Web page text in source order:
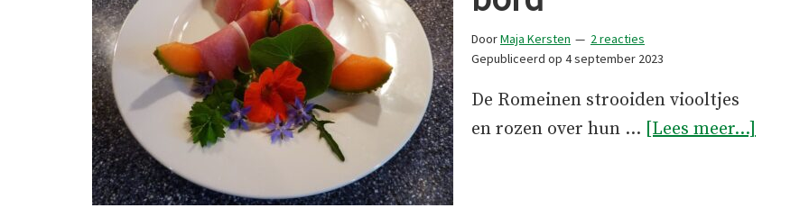
DoorMaja Kersten
2 reacties
Gepubliceerd op 4 september 2023
De Romeinen strooiden viooltjes
en rozen over hun … [Lees meer...]